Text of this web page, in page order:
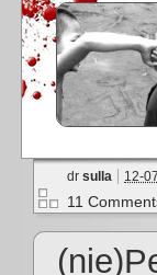
dr sulla 12-
11